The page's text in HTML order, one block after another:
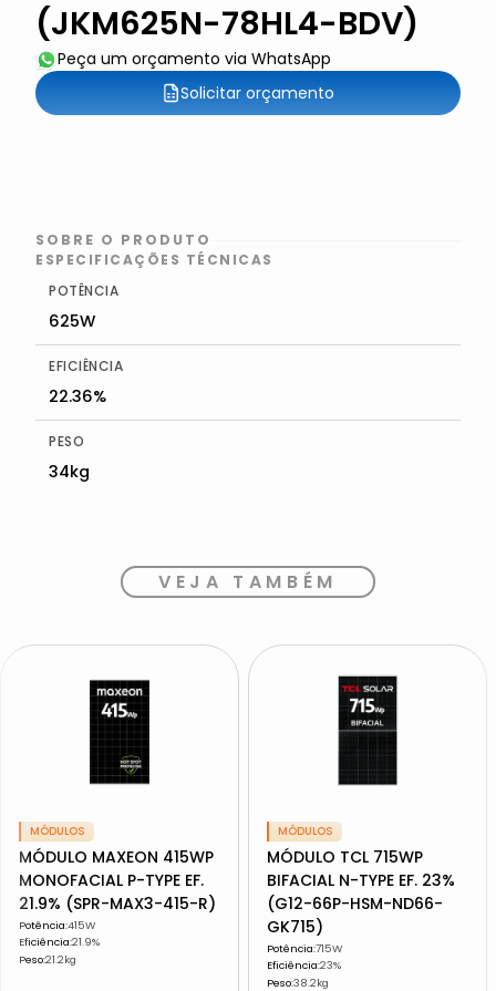
(JKM625N-78HL4-BDV)
Peça um orçamento via WhatsApp
Solicitar orçamento
SOBRE O PRODUTO
ESPECIFICAÇÕES TÉCNICAS
POTÊNCIA
625W
EFICIÊNCIA
22.36%
PESO
34kg
VEJA TAMBÉM
MÓDULOS
MÓDULO MAXEON 415WP
MONOFACIAL P-TYPE EF.
21.9% (SPR-MAX3-415-R)
Potência:415W
Eficiência:21.9%
Peso:21.2kg
MÓDULOS
MÓDULO TCL 715WP
BIFACIAL N-TYPE EF. 23%
(G12-66P-HSM-ND66-
GK715)
Potência:715W
Eficiência:23%
Peso:38.2kg